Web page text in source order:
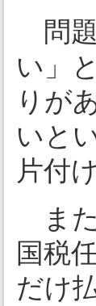
問題
い」
りが
いと
片付
また
国税
だけ